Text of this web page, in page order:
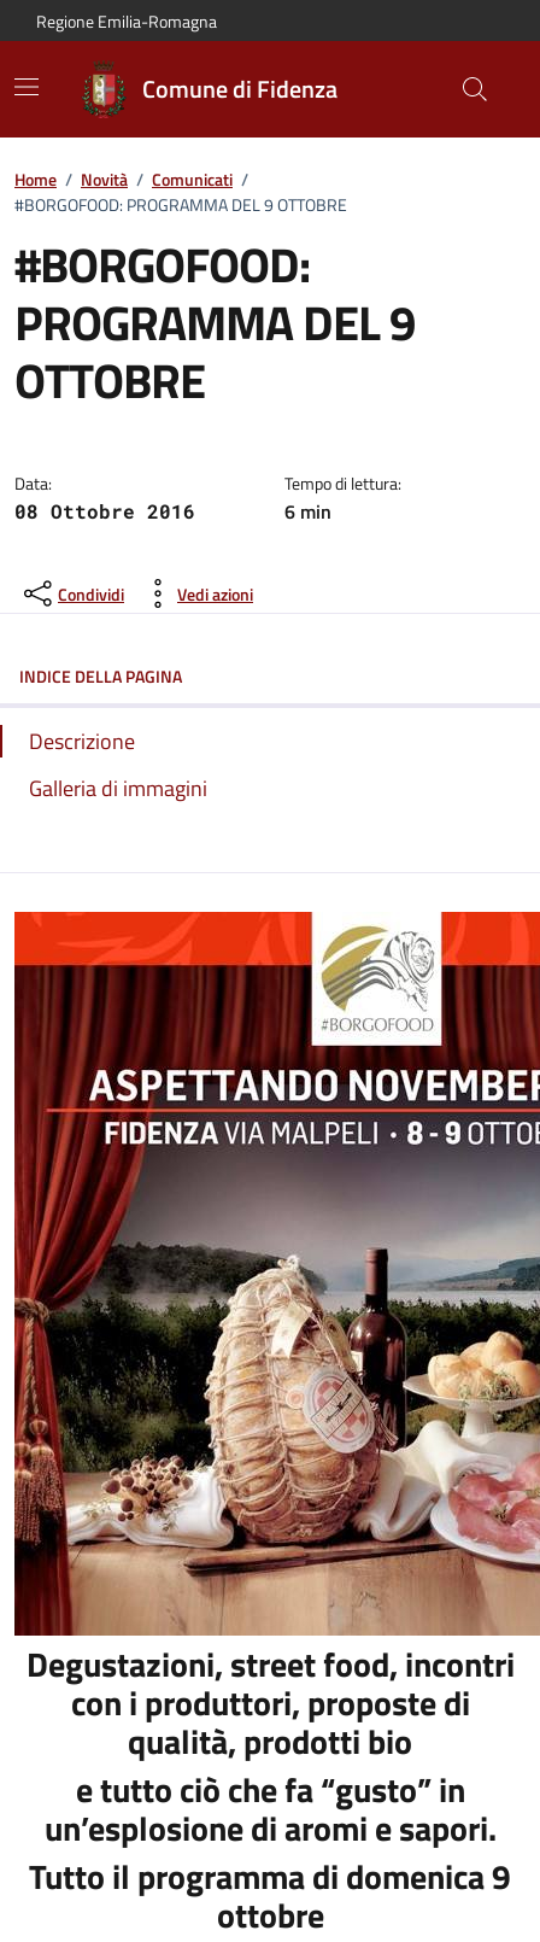
Vai al contenuto principale
Vai alla navigazione del sito
Vai al piede di pagina
Regione Emilia-Romagna
Comune di Fidenza
Home / Novità / Comunicati /
#BORGOFOOD: PROGRAMMA DEL 9 OTTOBRE
#BORGOFOOD:
PROGRAMMA DEL 9
OTTOBRE
Data:
08 Ottobre 2016
Tempo di lettura:
6 min
Condividi Vedi azioni
INDICE DELLA PAGINA
Descrizione
Galleria di immagini
Degustazioni, street food, incontri
con i produttori, proposte di
qualità, prodotti bio
e tutto ciò che fa “gusto” in
un’esplosione di aromi e sapori.
Tutto il programma di domenica 9
ottobre